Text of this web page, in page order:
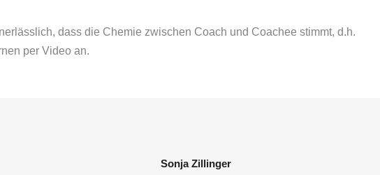
dass die Chemie zwischen Coach und Coachee stimmt, d.h.
per Video an.
Sonja Zillinger